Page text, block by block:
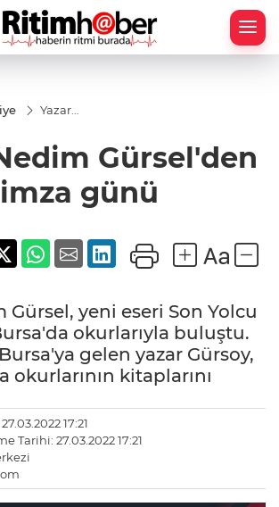
Yazar
imza
günü
Gürsel'den
imza günü
Gürsel, yeni eseri Son Yolcu
okurlarıyla buluştu.
gelen yazar Gürsoy,
okurlarının kitaplarını
17:21
Tarihi: 27.03.2022 17:21